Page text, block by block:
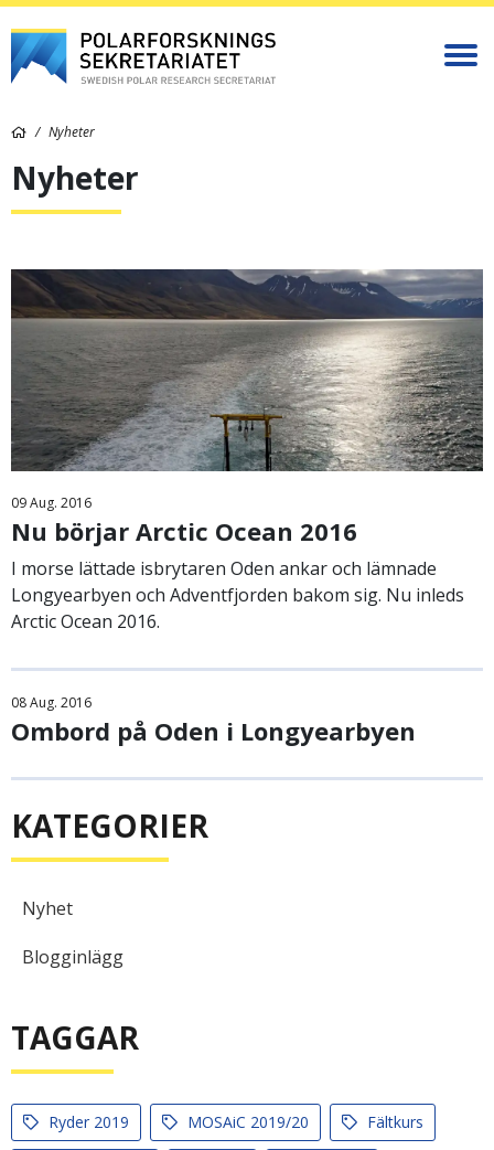
Nyheter
Nyheter
09Aug. 2016
Nu börjar Arctic Ocean 2016
I morse lättade isbrytaren Oden ankar och lämnade
Longyearbyen och Adventfjorden bakom sig. Nu inleds
Arctic Ocean 2016.
08Aug. 2016
Ombord på Oden i Longyearbyen
KATEGORIER
Nyhet
Blogginlägg
TAGGAR
Ryder 2019 MOSAiC 2019/20 Fältkurs